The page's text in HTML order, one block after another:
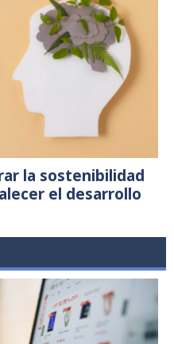
la sostenibilidad
el desarrollo